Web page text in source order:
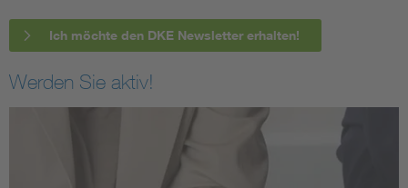
Ich möchte den DKE Newsletter erhalten!
Werden Sie aktiv!